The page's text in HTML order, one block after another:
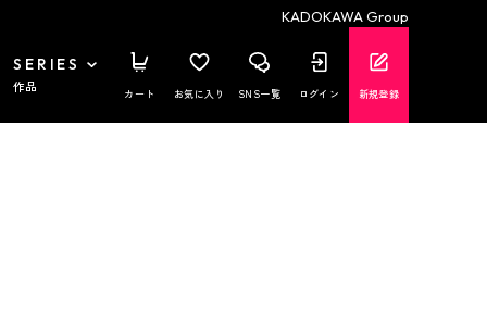
KADOKAWA Group
SERIES
作品 カート お気に入り SNS一覧 ログイン 新規登録